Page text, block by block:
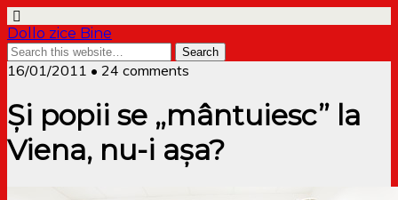
Dollo zice Bine
16/01/2011 • 24 comments
Și popii se „mântuiesc” la
Viena, nu-i așa?